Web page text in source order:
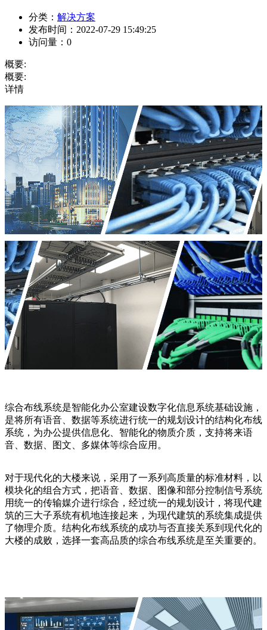
分类： 解决方案
发布时间： 2022-07-29 15:49:25
访问量： 0
概要:
概要:
详情
综合布线系统是智能化办公室建设数字化信息系统基础设施，
是将所有语音、数据等系统进行统一的规划设计的结构化布线
系统，为办公提供信息化、智能化的物质介质，支持将来语
音、数据、图文、多媒体等综合应用。
对于现代化的大楼来说，采用了一系列高质量的标准材料，以
模块化的组合方式，把语音、数据、图像和部分控制信号系统
用统一的传输媒介进行综合，经过统一的规划设计，将现代建
筑的三大子系统有机地连接起来，为现代建筑的系统集成提供
了物理介质。结构化布线系统的成功与否直接关系到现代化的
大楼的成败，选择一套高品质的综合布线系统是至关重要的。